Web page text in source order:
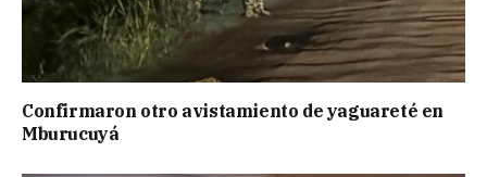
Confirmaron otro avistamiento de yaguareté en
Mburucuyá